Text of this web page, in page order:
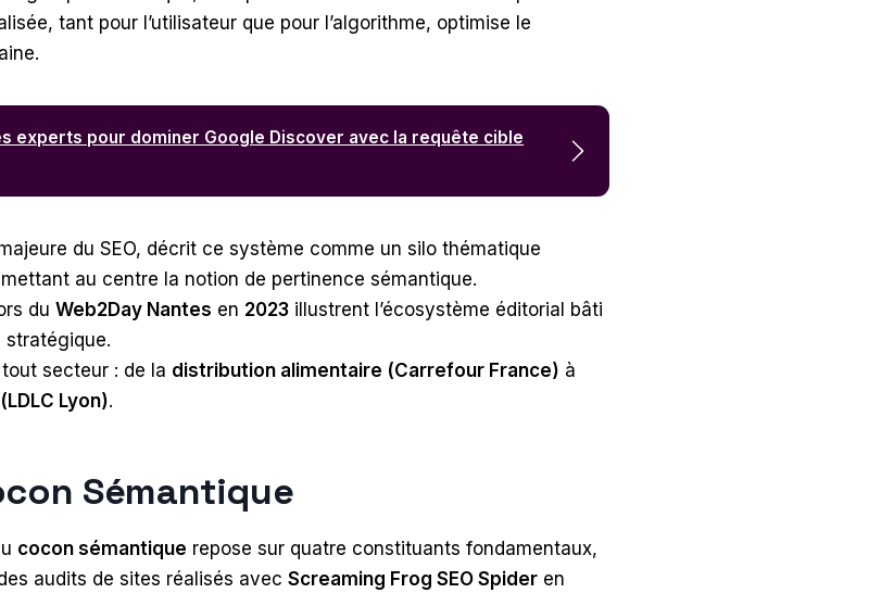
tant pour l’utilisateur que pour l’algorithme, optimise le
experts pour dominer Google Discover avec la requête cible
du SEO, décrit ce système comme un silo thématique
au centre la notion de pertinence sémantique.
du Web2Day Nantes en 2023 illustrent l’écosystème éditorial bâti
stratégique.
secteur : de la distribution alimentaire (Carrefour France) à
Lyon).
Sémantique
cocon sémantique repose sur quatre constituants fondamentaux,
audits de sites réalisés avec Screaming Frog SEO Spider en